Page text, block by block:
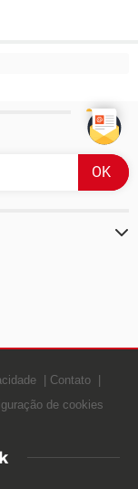
Contato
de cookies